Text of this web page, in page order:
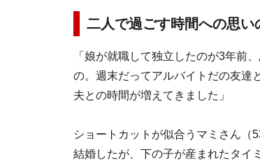
二人で過ごす時間への思い
「娘が就職して独立したのが3年前
の。週末だってアルバイトだの友達
夫との時間が増えてきました」
ショートカットが似合うマミさん（
結婚したが、下の子が産まれたタイ